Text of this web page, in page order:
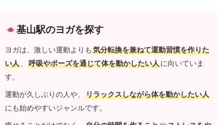
基山駅のヨガを探す
ヨガは、激しい運動よりも 気分転換を兼ねて運動習慣を作りた
い人 、 呼吸やポーズを通じて体を動かしたい人に向いていま
す。
運動が久しぶりの人や、
リラックスしながら体を動かしたい人
にも始めやすいジャンルです。